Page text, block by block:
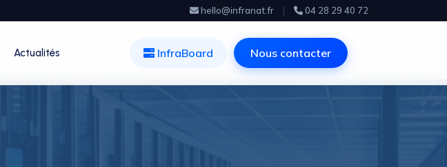
hello@infranat.fr | 04 28 29 40 72
Actualités InfraBoard Nous contacter